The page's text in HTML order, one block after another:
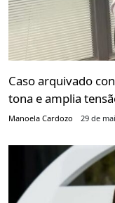
Caso arquivado
tona e amplia
Manoela Cardozo 29 de